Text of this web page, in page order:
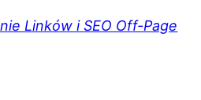
Linków i SEO Off-Page